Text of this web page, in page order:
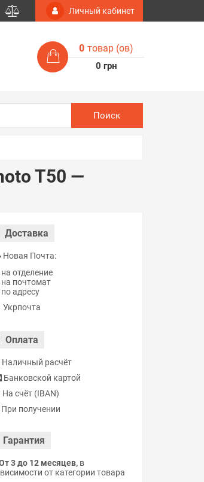
Личный кабинет
0 товар (ов)
0 грн
Поиск
T50 —
Доставка
Новая Почта:
отделение
почтомат
адресу
Укрпочта
Оплата
Наличный расчёт
Банковской картой
На счёт (IBAN)
получении
Гарантия
3 до 12 месяцев,в
от категории товара